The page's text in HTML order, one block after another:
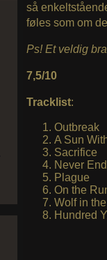
så
føles som om
Ps! Et veldig
7,5/10
Tracklist:
Outbreak
A Sun
Sacrifice
Never
Plague
On the
Wolf in the
Hundred